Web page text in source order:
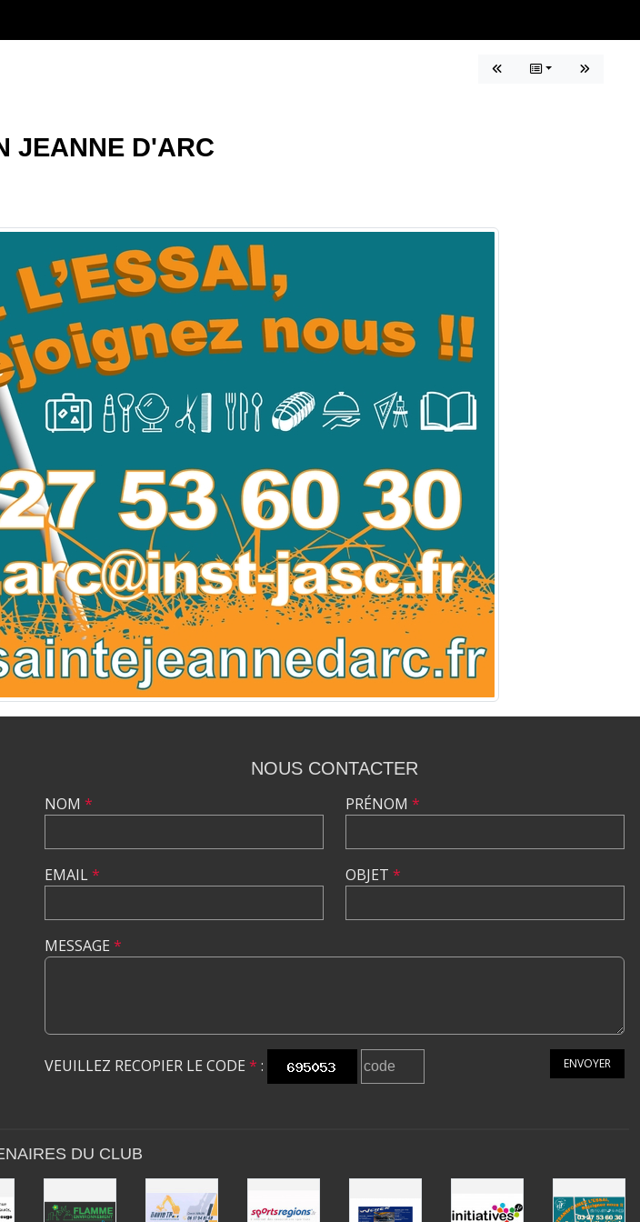
JEANNE D'ARC
NOUS CONTACTER
NOM *
EMAIL*
PRÉNOM *
OBJET *
MESSAGE *
VEUILLEZ RECOPIER LE CODE * : ENVOYER
DU CLUB